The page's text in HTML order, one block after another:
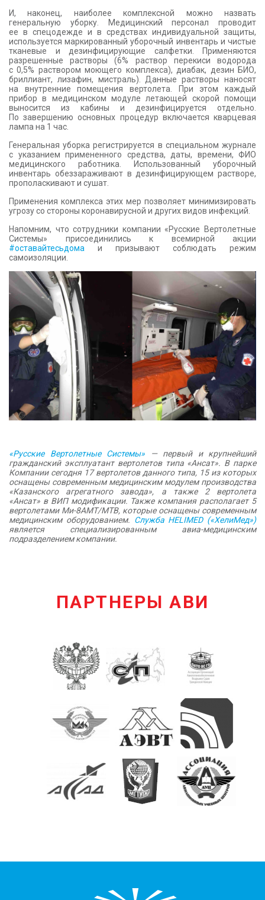
И, наконец, наиболее комплексной можно назвать
генеральную уборку. Медицинский персонал проводит
ее в спецодежде и в средствах индивидуальной защиты,
используется маркированный уборочный инвентарь и чистые
тканевые и дезинфицирующие салфетки. Применяются
разрешенные растворы (6% раствор перекиси водорода
с 0,5% раствором моющего комплекса), диабак, дезин БИО,
бриллиант, лизафин, мистраль). Данные растворы наносят
на внутренние помещения вертолета. При этом каждый
прибор в медицинском модуле летающей скорой помощи
выносится из кабины и дезинфицируется отдельно.
По завершению основных процедур включается кварцевая
лампа на 1 час.
Генеральная уборка регистрируется в специальном журнале
с указанием примененного средства, даты, времени, ФИО
медицинского работника. Использованный уборочный
инвентарь обеззараживают в дезинфицирующем растворе,
прополаскивают и сушат.
Применения комплекса этих мер позволяет минимизировать
угрозу со стороны коронавирусной и других видов инфекций.
Напомним, что сотрудники компании «Русские Вертолетные
Системы» присоединились к всемирной акции
#оставайтесьдома и призывают соблюдать режим
самоизоляции.
«Русские Вертолетные Системы»
— первый и крупнейший
гражданский эксплуатант вертолетов типа «Ансат». В парке
Компании сегодня 17 вертолетов данного типа, 15 из которых
оснащены современным медицинским модулем производства
«Казанского агрегатного завода», а также 2 вертолета
«Ансат» в ВИП модификации. Также компания располагает 5
вертолетами Ми-8АМТ/МТВ, которые оснащены современным
медицинским оборудованием. Служба HELIMED («ХелиМед»)
является специализированным авиа-медицинским
подразделением компании.
ПАРТНЕРЫ АВИ